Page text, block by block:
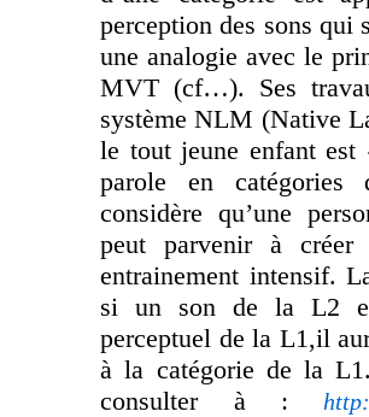
perception des sons
une analogie avec le
MVT (cf…). Ses
système NLM (Native
le tout jeune enfant
parole en catégories
considère qu’une
peut parvenir à
entrainement intensif.
si un son de la L2
perceptuel de la L1,il
à la catégorie de la
consulter à :